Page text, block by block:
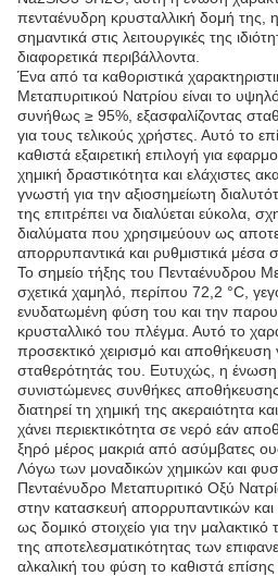
πενταένυδρη κρυσταλλική δομή της,
σημαντικά στις λειτουργικές της
διαφορετικά περιβάλλοντα.
Ένα από τα καθοριστικά
Μεταπυριτικού Νατρίου είναι το
συνήθως ≥ 95%, εξασφαλίζοντας
για τους τελικούς χρήστες. Αυτό το
καθιστά εξαιρετική επιλογή για
χημική δραστικότητα και ελάχιστες
γνωστή για την αξιοσημείωτη
της επιτρέπει να διαλύεται εύκολα,
διαλύματα που χρησιμεύουν ως
απορρυπαντικά και ρυθμιστικά μέσα
Το σημείο τήξης του Πενταένυδρου
σχετικά χαμηλό, περίπου 72,2 °C,
ενυδατωμένη φύση του και την
κρυσταλλικό του πλέγμα. Αυτό το
προσεκτικό χειρισμό και αποθήκευση
σταθερότητάς του. Ευτυχώς, η ένωση
συνιστώμενες συνθήκες
διατηρεί τη χημική της ακεραιότητα
χάνει περιεκτικότητα σε νερό εάν
ξηρό μέρος μακριά από ασύμβατες
Λόγω των μοναδικών χημικών και
Πενταένυδρο Μεταπυριτικό Οξύ
στην κατασκευή απορρυπαντικών
ως δομικό στοιχείο για την
της αποτελεσματικότητας των
αλκαλική του φύση το καθιστά επίσης